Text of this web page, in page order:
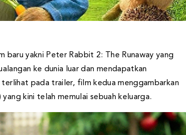
baru yakni Peter Rabbit 2: The Runaway yang
ke dunia luar dan mendapatkan
pada trailer, film kedua menggambarkan
kini telah memulai sebuah keluarga.